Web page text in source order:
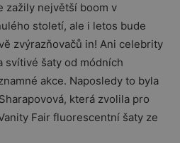
zažily největší boom v
století, ale i letos bude
zvýrazňovačů in! Ani celebrity
šaty od módních
akce. Naposledy to byla
která zvolila pro
Fair fluorescentní šaty ze